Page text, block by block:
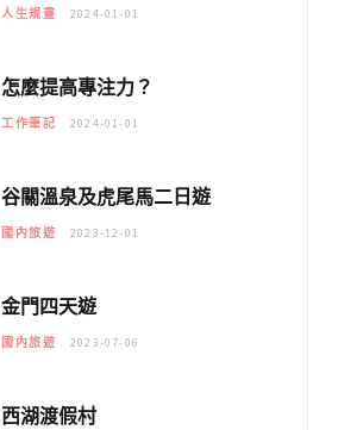
人生規畫 2024-01-01
怎麼提高專注力？
工作筆記 2024-01-01
谷關溫泉及虎尾馬二日遊
國內旅遊 2023-12-01
金門四天遊
國內旅遊 2023-07-06
西湖渡假村